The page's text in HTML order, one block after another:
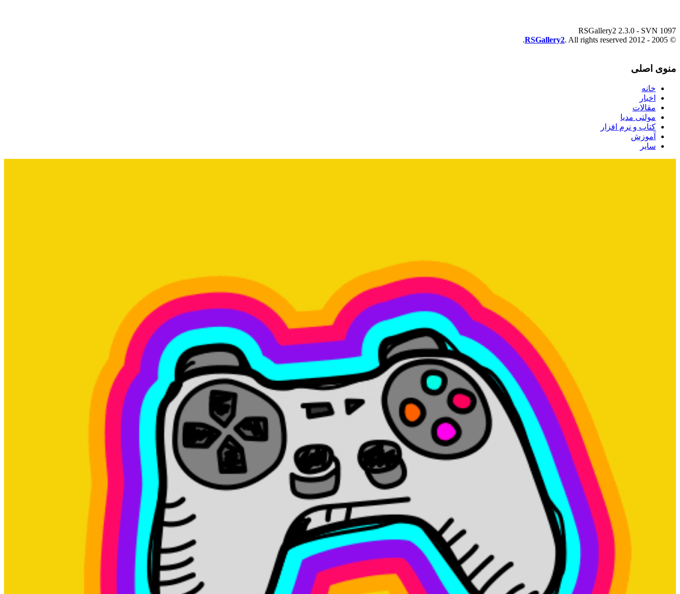
RSGallery2 2.3.0 - SVN 1097
© 2005 - 2012
RSGallery2. All rights reserved.
منوی اصلی
خانه
اخبار
مقالات
مولتی مدیا
کتاب و نرم افزار
آموزش
سایر